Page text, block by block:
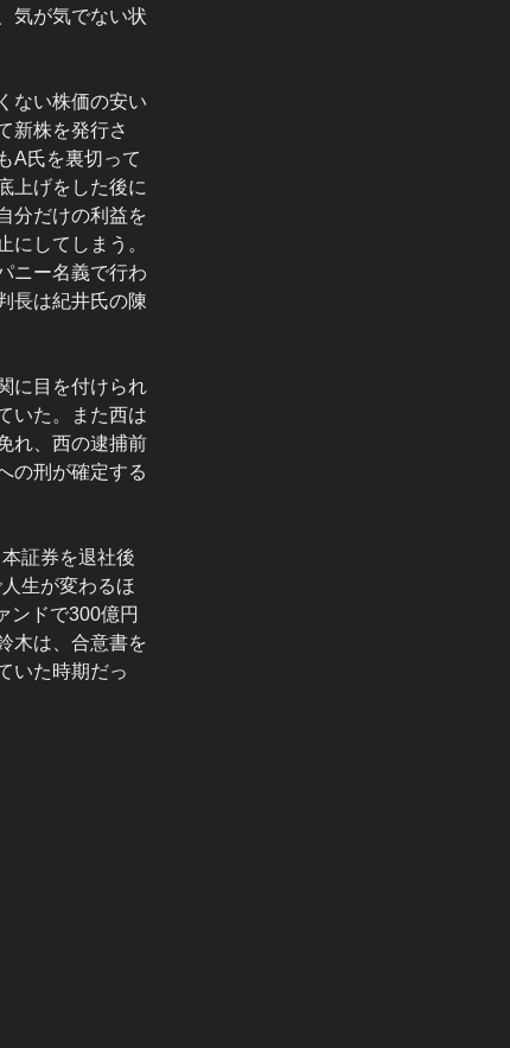
気が気でない状
ない株価の安い
新株を発行さ
A氏を裏切って
上げをした後に
分だけの利益を
にしてしまう。
ニー名義で行わ
長は紀井氏の陳
に目を付けられ
いた。また西は
れ、西の逮捕前
の刑が確定する
証券を退社後
生が変わるほ
ンドで300億円
木は、合意書を
いた時期だっ